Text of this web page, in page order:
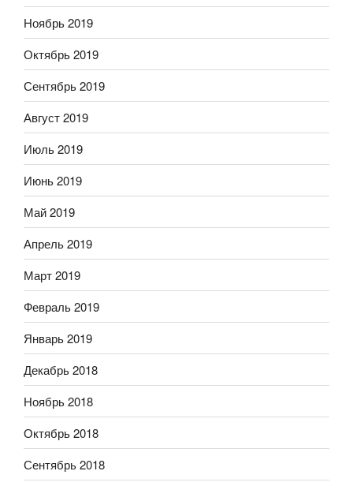
Ноябрь 2019
Октябрь 2019
Сентябрь 2019
Август 2019
Июль 2019
Июнь 2019
Май 2019
Апрель 2019
Март 2019
Февраль 2019
Январь 2019
Декабрь 2018
Ноябрь 2018
Октябрь 2018
Сентябрь 2018